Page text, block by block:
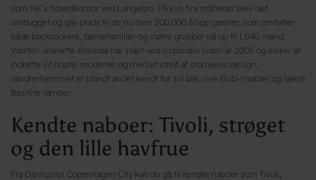
som HK’s hovedkontor ved Langebro. På kun fire måneder blev det
ombygget og gav plads til de nu over 200.000 årlige gæster, som omfatter
både backpackere, børnefamilier og større grupper på op til 1.040 mand.
Værten Jeanette Birkedal har stået ved rorpinden siden år 2005 og elsker at
indrette sit hostel moderne og med et strejf af storbyens design;
vandrerhjemmet er blandt andet kendt for sin bar, sine Gubi-møbler og lækre
Bestlite-lamper.
Kendte naboer: Tivoli, strøget
og den lille havfrue
Fra Danhostel Copenhagen City kan du gå til kendte naboer som Tivoli,